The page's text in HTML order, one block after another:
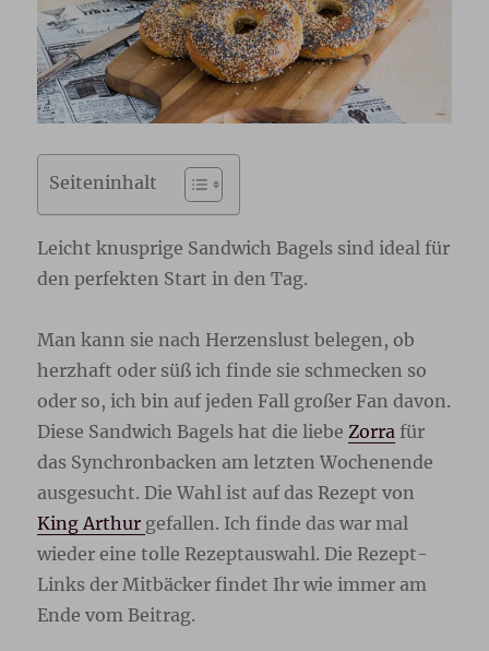
Seiteninhalt
Leicht knusprige Sandwich Bagels sind ideal für
den perfekten Start in den Tag.
Man kann sie nach Herzenslust belegen, ob
herzhaft oder süß ich finde sie schmecken so
oder so, ich bin auf jeden Fall großer Fan davon.
Diese Sandwich Bagels hat die liebe Zorra für
das Synchronbacken am letzten Wochenende
ausgesucht. Die Wahl ist auf das Rezept von
King Arthur gefallen. Ich finde das war mal
wieder eine tolle Rezeptauswahl. Die Rezept-
Links der Mitbäcker findet Ihr wie immer am
Ende vom Beitrag.